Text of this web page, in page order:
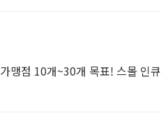
맹점 10개~30개 목표! 스몰 인큐